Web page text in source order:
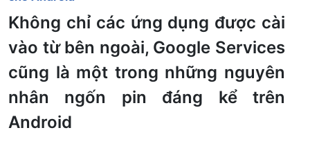
Không chỉ các ứng dụng được cài
vào từ bên ngoài, Google Services
cũng là một trong những nguyên
nhân ngốn pin đáng kể trên
Android